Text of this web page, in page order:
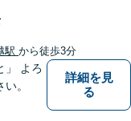
の適
す。
い。
駅 から徒歩3分
」 よろ
。
詳細を見
る